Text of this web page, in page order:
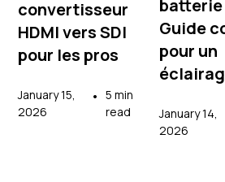
convertisseur
HDMI vers SDI
pour les pros
January 15,
2026
• 5 min
read
batterie
Guide
pour un
January 14,
2026